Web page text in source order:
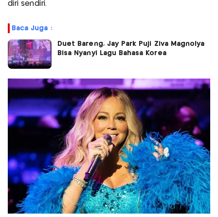
diri sendiri.
Baca Juga :
Duet Bareng, Jay Park Puji Ziva Magnolya
Bisa Nyanyi Lagu Bahasa Korea